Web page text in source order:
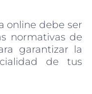
online debe ser
normativas de
garantizar la
de tus